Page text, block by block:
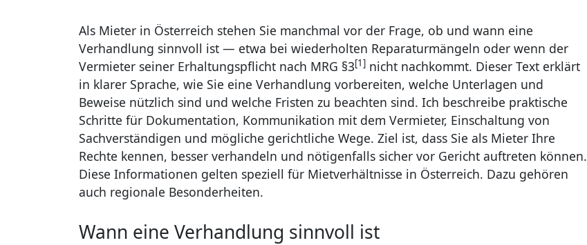
Als Mieter in Österreich stehen Sie manchmal vor der Frage, ob und wann eine
Verhandlung sinnvoll ist — etwa bei wiederholten Reparaturmängeln oder wenn der
Vermieter seiner Erhaltungspflicht nach MRG §3[1] nicht nachkommt. Dieser Text erklärt
in klarer Sprache, wie Sie eine Verhandlung vorbereiten, welche Unterlagen und
Beweise nützlich sind und welche Fristen zu beachten sind. Ich beschreibe praktische
Schritte für Dokumentation, Kommunikation mit dem Vermieter, Einschaltung von
Sachverständigen und mögliche gerichtliche Wege. Ziel ist, dass Sie als Mieter Ihre
Rechte kennen, besser verhandeln und nötigenfalls sicher vor Gericht auftreten können.
Diese Informationen gelten speziell für Mietverhältnisse in Österreich. Dazu gehören
auch regionale Besonderheiten.
Wann eine Verhandlung sinnvoll ist